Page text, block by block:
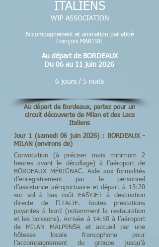
ITALIENS
WIP ASSOCIATION
Accompagnement et animation par abbé
François MARTIAL
Au départ de BORDEAUX
Du 06 au 11 juin 2026
6 jours / 5 nuits
Au départ de Bordeaux, partez pour un
circuit découverte de Milan et des Lacs
Italiens
Jour 1 (samedi 06 juin 2026) : BORDEAUX -
MILAN (environs de)
Convocation (à préciser mais minimum 2
heures avant le décollage) à l’aéroport de
BORDEAUX MÉRIGNAC. Aide aux formalités
d’enregistrement par le personnel
d’assistance aéroportuaire et départ à 13:20
sur vol à bas coût EASYJET à destination
directe de l’ITALIE. Toutes prestations
payantes à bord (notamment la restauration
et les boissons). Arrivée à 14:50 à l’aéroport
de MILAN MALPENSA et accueil par une
hôtesse locale francophone pour
l’accompagnement du groupe jusqu’à